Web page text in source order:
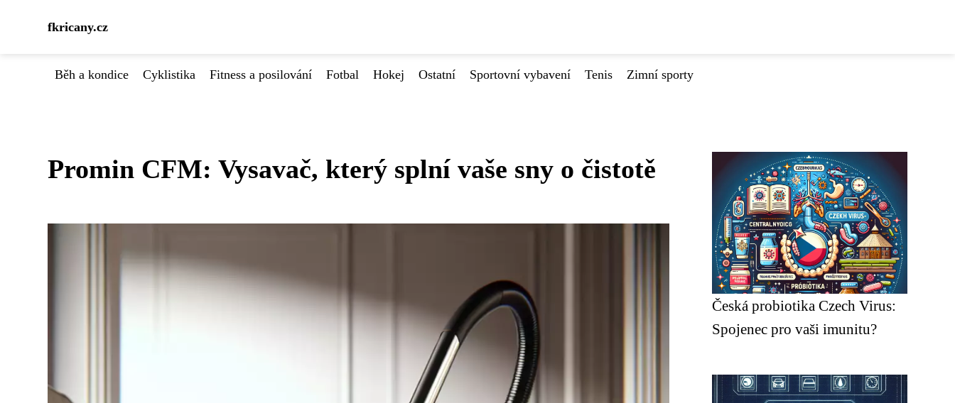
fkricany.cz
Běh a kondice Cyklistika Fitness a posilování Fotbal Hokej Ostatní Sportovní vybavení Tenis Zimní sporty
Promin CFM: Vysavač, který splní vaše sny o čistotě
Česká probiotika Czech Virus:
Spojenec pro vaši imunitu?